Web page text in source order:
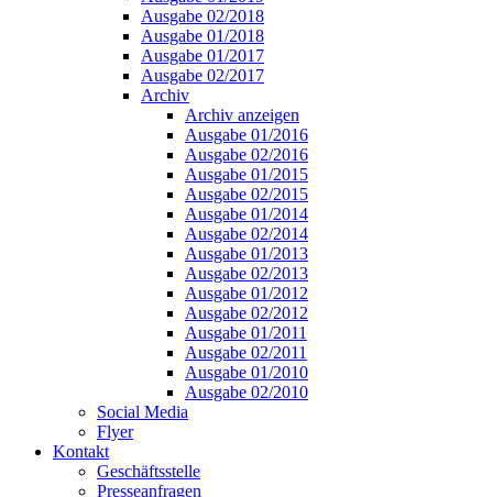
Ausgabe 02/2018
Ausgabe 01/2018
Ausgabe 01/2017
Ausgabe 02/2017
Archiv
Archiv anzeigen
Ausgabe 01/2016
Ausgabe 02/2016
Ausgabe 01/2015
Ausgabe 02/2015
Ausgabe 01/2014
Ausgabe 02/2014
Ausgabe 01/2013
Ausgabe 02/2013
Ausgabe 01/2012
Ausgabe 02/2012
Ausgabe 01/2011
Ausgabe 02/2011
Ausgabe 01/2010
Ausgabe 02/2010
Social Media
Flyer
Kontakt
Geschäftsstelle
Presseanfragen